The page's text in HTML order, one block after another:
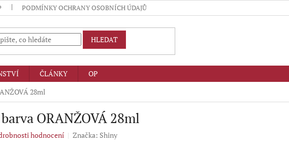
PODMÍNKY OCHRANY OSOBNÍCH ÚDAJŮ
HLEDAT
ČLÁNKY
OP
28ml
ORANŽOVÁ 28ml
hodnocení Značka: Shiny